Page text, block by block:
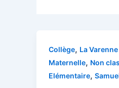
Collège, La
Maternelle, Non
Elémentaire,